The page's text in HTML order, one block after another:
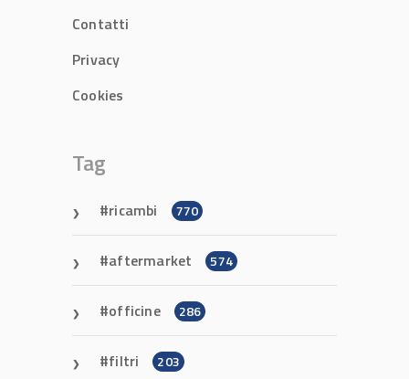
Contatti
Privacy
Cookies
Tag
ricambi 770
aftermarket 574
officine 286
filtri 203